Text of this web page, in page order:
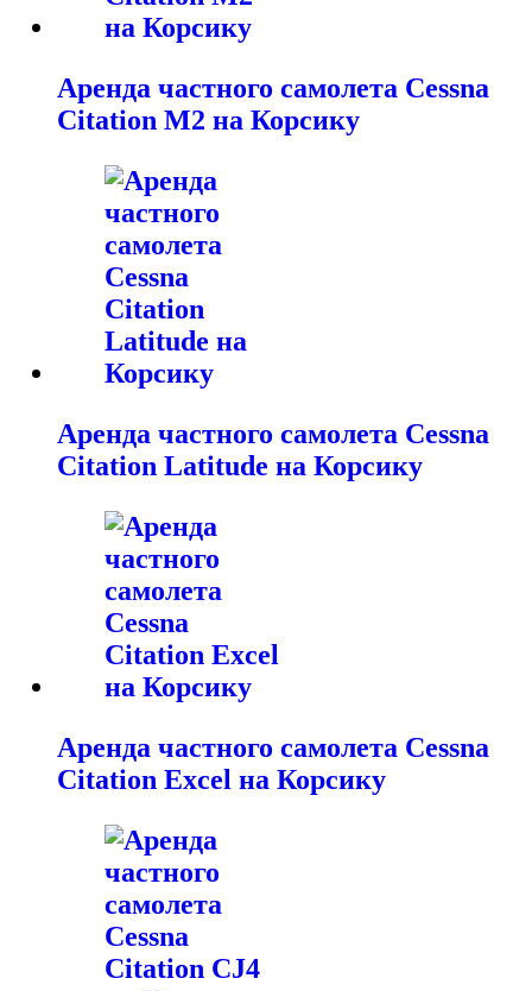
Аренда частного самолета Cessna
Citation M2 на Корсику
Аренда частного самолета Cessna
Citation Latitude на Корсику
Аренда частного самолета Cessna
Citation Excel на Корсику